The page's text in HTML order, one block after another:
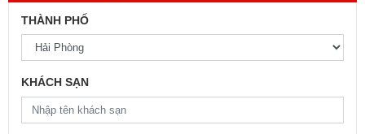
THÀNH PHỐ
KHÁCH SẠN